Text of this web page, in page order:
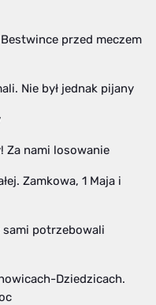
przed meczem
Nie był jednak pijany
Za nami losowanie
Zamkowa, 1 Maja i
sami potrzebowali
Dziedzicach.